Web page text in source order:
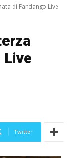
di Fandango Live
Live
Twitter